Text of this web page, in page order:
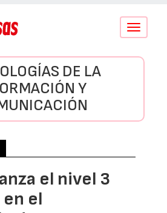
Conmutar
DE LA
Y
el nivel 3
en el